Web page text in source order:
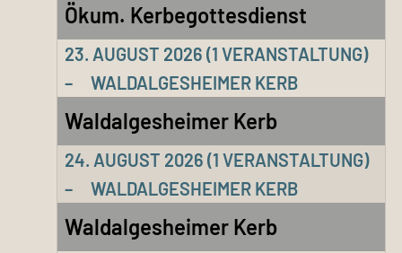
Ökum. Kerbegottesdienst
23. AUGUST 2026 (1 VERANSTALTUNG)
–
WALDALGESHEIMER KERB
Waldalgesheimer Kerb
24. AUGUST 2026 (1 VERANSTALTUNG)
–
WALDALGESHEIMER KERB
Waldalgesheimer Kerb